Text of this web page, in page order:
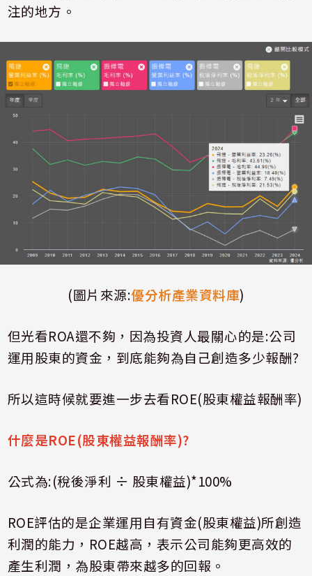
注的地方。
(圖片來源:優分析產業資料庫)
但光看ROA還不夠，因為投資人最關心的是:公司
運用股東的資金，到底能夠為自己創造多少報酬?
所以這時候就要進一步去看ROE(股東權益報酬率)
什麼是ROE(股東權益報酬率)?
公式為:(稅後淨利 ÷ 股東權益)*100%
ROE評估的是企業運用自有資金(股東權益)所創造
利潤的能力， ROE越高，表示公司能夠更高效的
產生利潤，為股東帶來越多的回報。